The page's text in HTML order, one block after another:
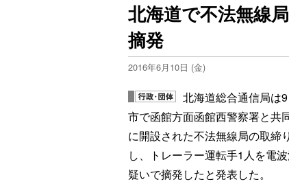
北海道で不法無線
摘発
2016年6月10日 (金)
北海道総合通信局は
市で函館方面函館西警察署と共
に開設された不法無線局の取締
し、トレーラー運転手1人を電
疑いで摘発したと発表した。